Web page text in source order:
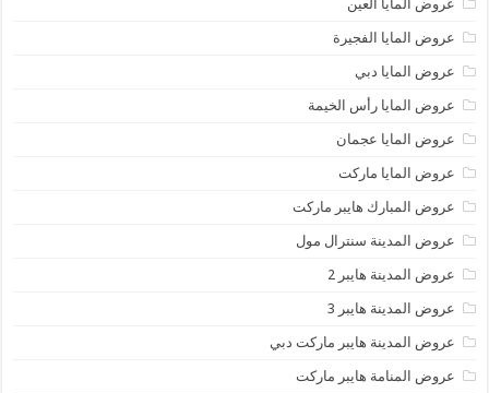
عروض المايا العين
عروض المايا الفجيرة
عروض المايا دبي
عروض المايا رأس الخيمة
عروض المايا عجمان
عروض المايا ماركت
عروض المبارك هايبر ماركت
عروض المدينة سنترال مول
عروض المدينة هايبر 2
عروض المدينة هايبر 3
عروض المدينة هايبر ماركت دبي
عروض المنامة هايبر ماركت